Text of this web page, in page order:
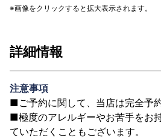
画像をクリックすると拡大表示されます。
詳細情報
注意事項
■ご予約に関して、当店は完全予
■極度のアレルギーやお苦手をお
ていただくこともございます。